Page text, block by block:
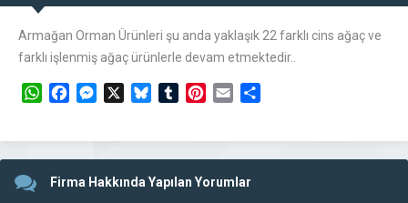
Armağan Orman Ürünleri şu anda yaklaşık 22 farklı cins ağaç ve
farklı işlenmiş ağaç ürünlerle devam etmektedir..
WhatsAppFacebookMessengerBlueskyTumblrPinterest
Email
Firma Hakkında Yapılan Yorumlar